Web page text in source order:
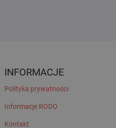
INFORMACJE
Polityka prywatności
Informacje RODO
Kontakt